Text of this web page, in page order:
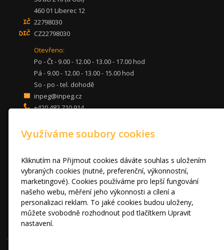
460 01 Liberec 12
22798030
CZ22798030
Otevřeno:
Po - Čt - 9.00 - 12.00 - 13.00 - 17.00 hod
Pá - 9.00 - 12.00 - 13.00 - 15.00 hod
So - po - tel. dohodě
inpeg@inpeg.cz
+420 482 710 914
KUCHYNĚ
DVEŘE A STOLY
OBÝVACÍ POKOJE
AKCE
FOTOGALERIE
VÝPRODEJ VZORKŮ
RADY A TIPY
KONTAKT
Využíváme soubory cookies
Kliknutím na Přijmout cookies dáváte souhlas s uložením
vybraných cookies (nutné, preferenční, výkonnostní,
marketingové). Cookies používáme pro lepší fungování
našeho webu, měření jeho výkonnosti a cílení a
personalizaci reklam. To jaké cookies budou uloženy,
můžete svobodně rozhodnout pod tlačítkem Upravit
nastavení.